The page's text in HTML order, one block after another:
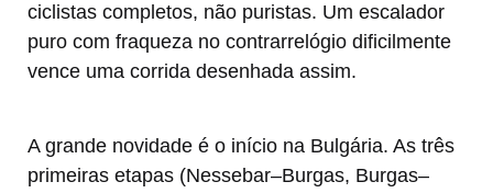
ciclistas completos, não puristas. Um escalador
puro com fraqueza no contrarrelógio dificilmente
vence uma corrida desenhada assim.
A grande novidade é o início na Bulgária. As três
primeiras etapas (Nessebar–Burgas, Burgas–